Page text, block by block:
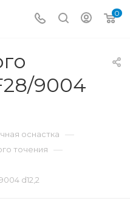
0
9004
оснастка —
точения —
d12,2